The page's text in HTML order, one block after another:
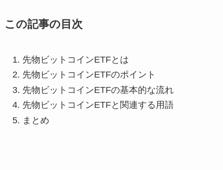
この記事の目次
先物ビットコインETFとは
先物ビットコインETFのポイント
先物ビットコインETFの基本的な流れ
先物ビットコインETFと関連する用語
まとめ